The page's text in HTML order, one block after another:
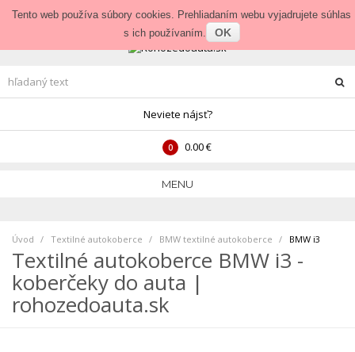
Prihlásenie • Veľkoobchod
Neviete nájsť?
0 0.00 €
MENU
Úvod Textilné autokoberce BMW textilné autokoberce BMW i3
Textilné autokoberce BMW i3 -
koberčeky do auta |
rohozedoauta.sk
Tento web používa súbory cookies. Prehliadaním webu vyjadrujete súhlas
s ich používaním.
OK